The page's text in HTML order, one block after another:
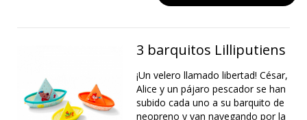
3 barquitos Lilliputiens
¡Un velero llamado libertad! César,
Alice y un pájaro pescador se han
subido cada uno a su barquito de
neopreno y van navegando por la